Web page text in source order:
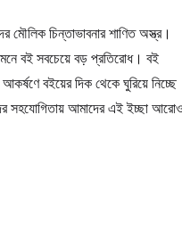
চিন্তাভাবনার শাণিত অস্ত্র।
বই সবচেয়ে বড় প্রতিরোধ। বই
বইয়ের দিক থেকে ঘুরিয়ে নিচ্ছে
সহযোগিতায় আমাদের এই ইচ্ছা আরোও